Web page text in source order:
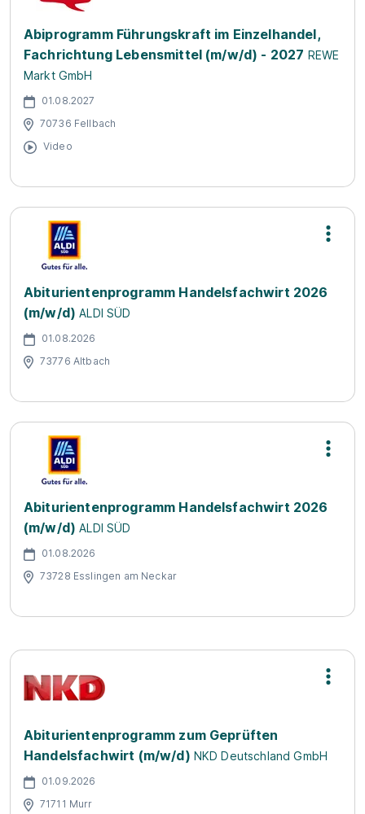
Abiprogramm Führungskraft im Einzelhandel,
Fachrichtung Lebensmittel (m/w/d) - 2027 REWE
Markt GmbH
01.08.2027
70736 Fellbach
Video
Abiturientenprogramm Handelsfachwirt 2026
(m/w/d) ALDI SÜD
01.08.2026
73776 Altbach
Abiturientenprogramm Handelsfachwirt 2026
(m/w/d) ALDI SÜD
01.08.2026
73728 Esslingen am Neckar
Abiturientenprogramm zum Geprüften
Handelsfachwirt (m/w/d) NKD Deutschland GmbH
01.09.2026
71711 Murr